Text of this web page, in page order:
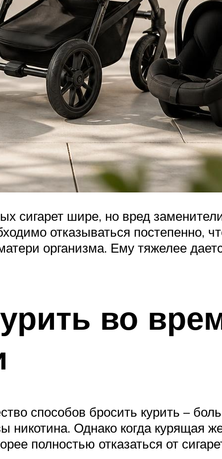
сигарет шире, но вред
отказываться постепенно,
организма. Ему тяжелее
во
способов бросить курить –
никотина. Однако когда курящая
полностью отказаться от